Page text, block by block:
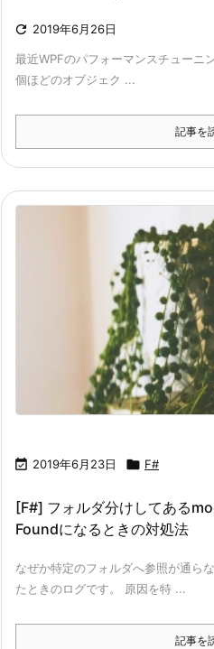
 2019年6月26日
最近WPFのパフォーマンスチュー
個ほどのオブジェク ...
記事を
 2019年6月23日  F#
[F#] フォルダ分けしてある
Foundになるときの対処法
なぜか特定のフォルダへ参照が通ら
たときのログです。 原因を特 ...
記事を